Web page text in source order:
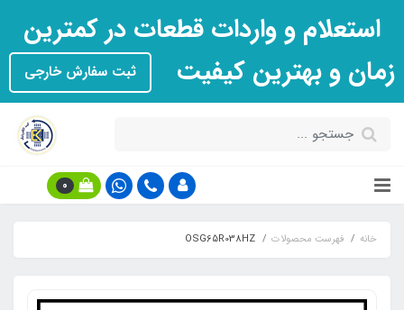
استعلام و واردات قطعات در کمترین
زمان و بهترین کیفیت
ثبت سفارش خارجی
0
خانه فهرست محصولات OSG65R038HZ